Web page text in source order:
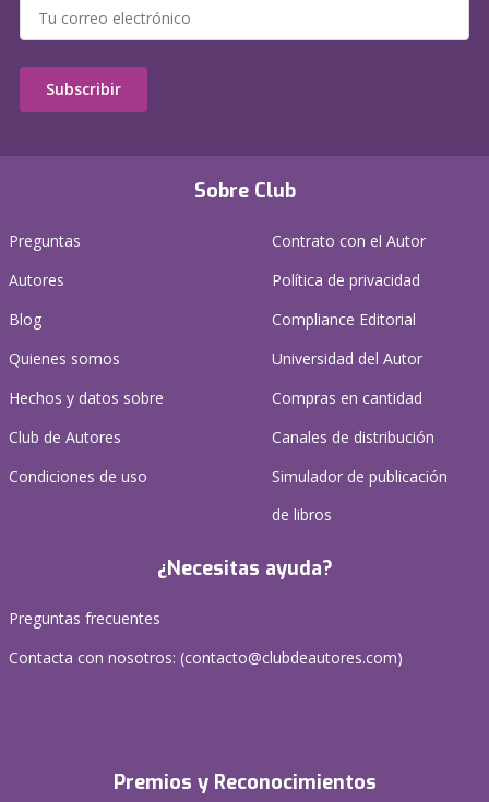
Sobre Club
Preguntas
Autores
Blog
Quienes somos
Hechos y datos sobre
Club de Autores
Condiciones de uso
Contrato con el Autor
Política de privacidad
Compliance Editorial
Universidad del Autor
Compras en cantidad
Canales de distribución
Simulador de publicación
de libros
¿Necesitas ayuda?
Preguntas frecuentes
Contacta con nosotros: (contacto@clubdeautores.com)
Premios y Reconocimientos
Subscribir